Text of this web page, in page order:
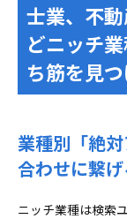
士業、不
どニッチ
ち筋を見
業種別「絶
合わせに繋
ニッチ業種は検索